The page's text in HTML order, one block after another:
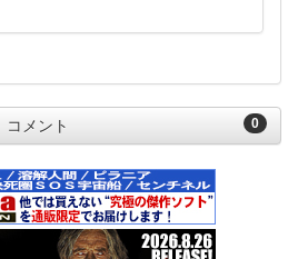
0
コメント